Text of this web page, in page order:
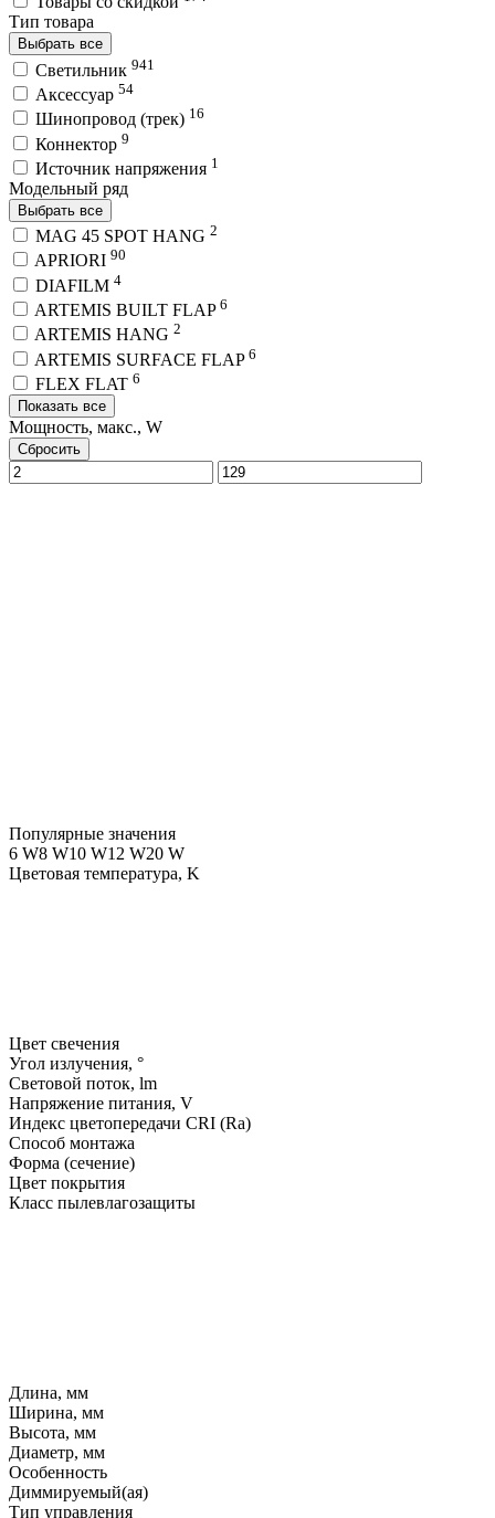
Тип товара
Выбрать все
Светильник 941
Аксессуар 54
Шинопровод (трек) 16
Коннектор 9
Источник напряжения 1
Модельный ряд
Выбрать все
MAG 45 SPOT HANG 2
APRIORI 90
DIAFILM 4
ARTEMIS BUILT FLAP 6
ARTEMIS HANG 2
ARTEMIS SURFACE FLAP 6
FLEX FLAT 6
Показать все
Мощность, макс., W
Сбросить
Популярные значения
6 W8 W10 W12 W20 W
Цветовая температура, K
Цвет свечения
Угол излучения, °
Световой поток, lm
Напряжение питания, V
Индекс цветопередачи CRI (Ra)
Способ монтажа
Форма (сечение)
Цвет покрытия
Класс пылевлагозащиты
Длина, мм
Ширина, мм
Высота, мм
Диаметр, мм
Особенность
Диммируемый(ая)
Тип управления